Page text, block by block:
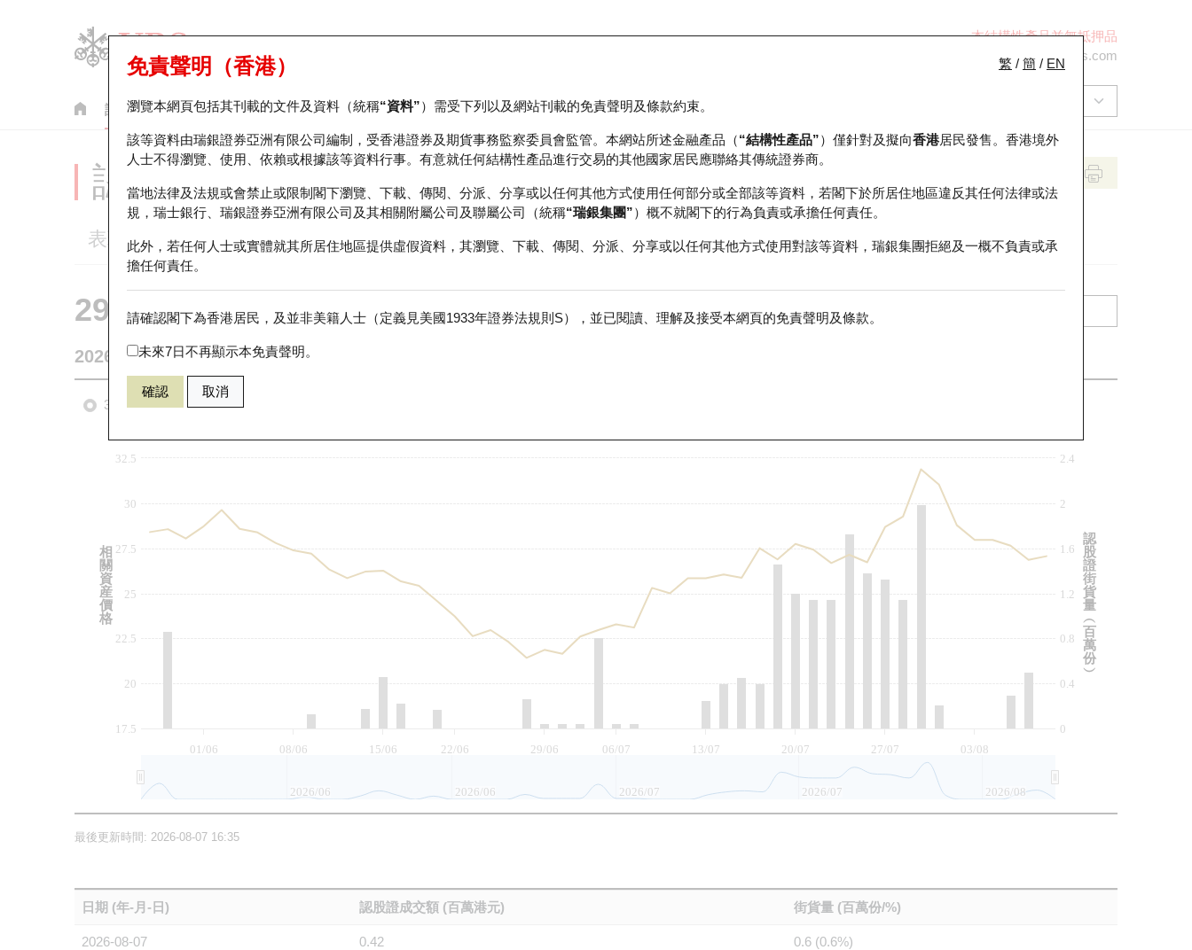
本結構性產品並無抵押品
ol-hkwarrants@ubs.com
認股證 牛熊證 美股指數產品 輪證市場統計 正股資料及市場統計 瑞銀輪證教室
繁 / 簡 / EN
免責聲明（香港）
瀏覽本網頁包括其刊載的文件及資料（統稱“資料”）需受下列以及網站刊載的免責聲明及條款約束。
該等資料由瑞銀證券亞洲有限公司編制，受香港證券及期貨事務監察委員會監管。本網站所述金融產品（“結構性產品”）僅針對及擬向香港居民發售。香港境外
人士不得瀏覽、使用、依賴或根據該等資料行事。有意就任何結構性產品進行交易的其他國家居民應聯絡其傳統證券商。
當地法律及法規或會禁止或限制閣下瀏覽、下載、傳閱、分派、分享或以任何其他方式使用任何部分或全部該等資料，若閣下於所居住地區違反其任何法律或法
規，瑞士銀行、瑞銀證券亞洲有限公司及其相關附屬公司及聯屬公司（統稱“瑞銀集團”）概不就閣下的行為負責或承擔任何責任。
此外，若任何人士或實體就其所居住地區提供虛假資料，其瀏覽、下載、傳閱、分派、分享或以任何其他方式使用對該等資料，瑞銀集團拒絕及一概不負責或承
擔任何責任。
請確認閣下為香港居民，及並非美籍人士（定義見美國1933年證券法規則S），並已閱讀、理解及接受本網頁的免責聲明及條款。
未來7日不再顯示本免責聲明。
確認 取消
認股證分析儀
表現 街貨統計 比較
29708 瑞銀認購 1810 小米集團
2026-08-07 相關資產價格 27.06
3個月 6個月
01/06 08/06 15/06 22/06 29/06 06/07 13/07 20/07 27/07 03/08
0
0.4
0.8
1.2
1.6
2
2.4
17.5
20
22.5
25
27.5
30
32.5
2026/06 2026/06 2026/07 2026/07 2026/08
認
股
證
街
貨
量
︵
百
萬
份
︶
相
關
資
産
價
格
最後更新時間: 2026-08-07 16:35
日期 (年-月-日) 認股證成交額 (百萬港元) 街貨量 (百萬份/%)
2026-08-07 0.42 0.6 (0.6%)